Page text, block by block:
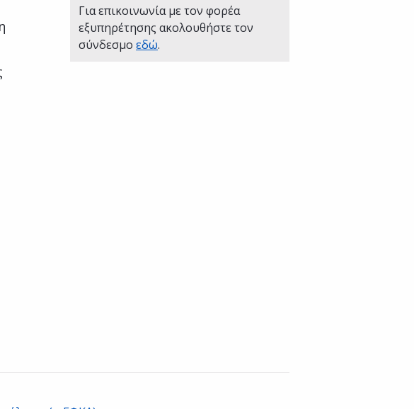
Για επικοινωνία με τον φορέα
εξυπηρέτησης ακολουθήστε τον
σύνδεσμο εδώ.